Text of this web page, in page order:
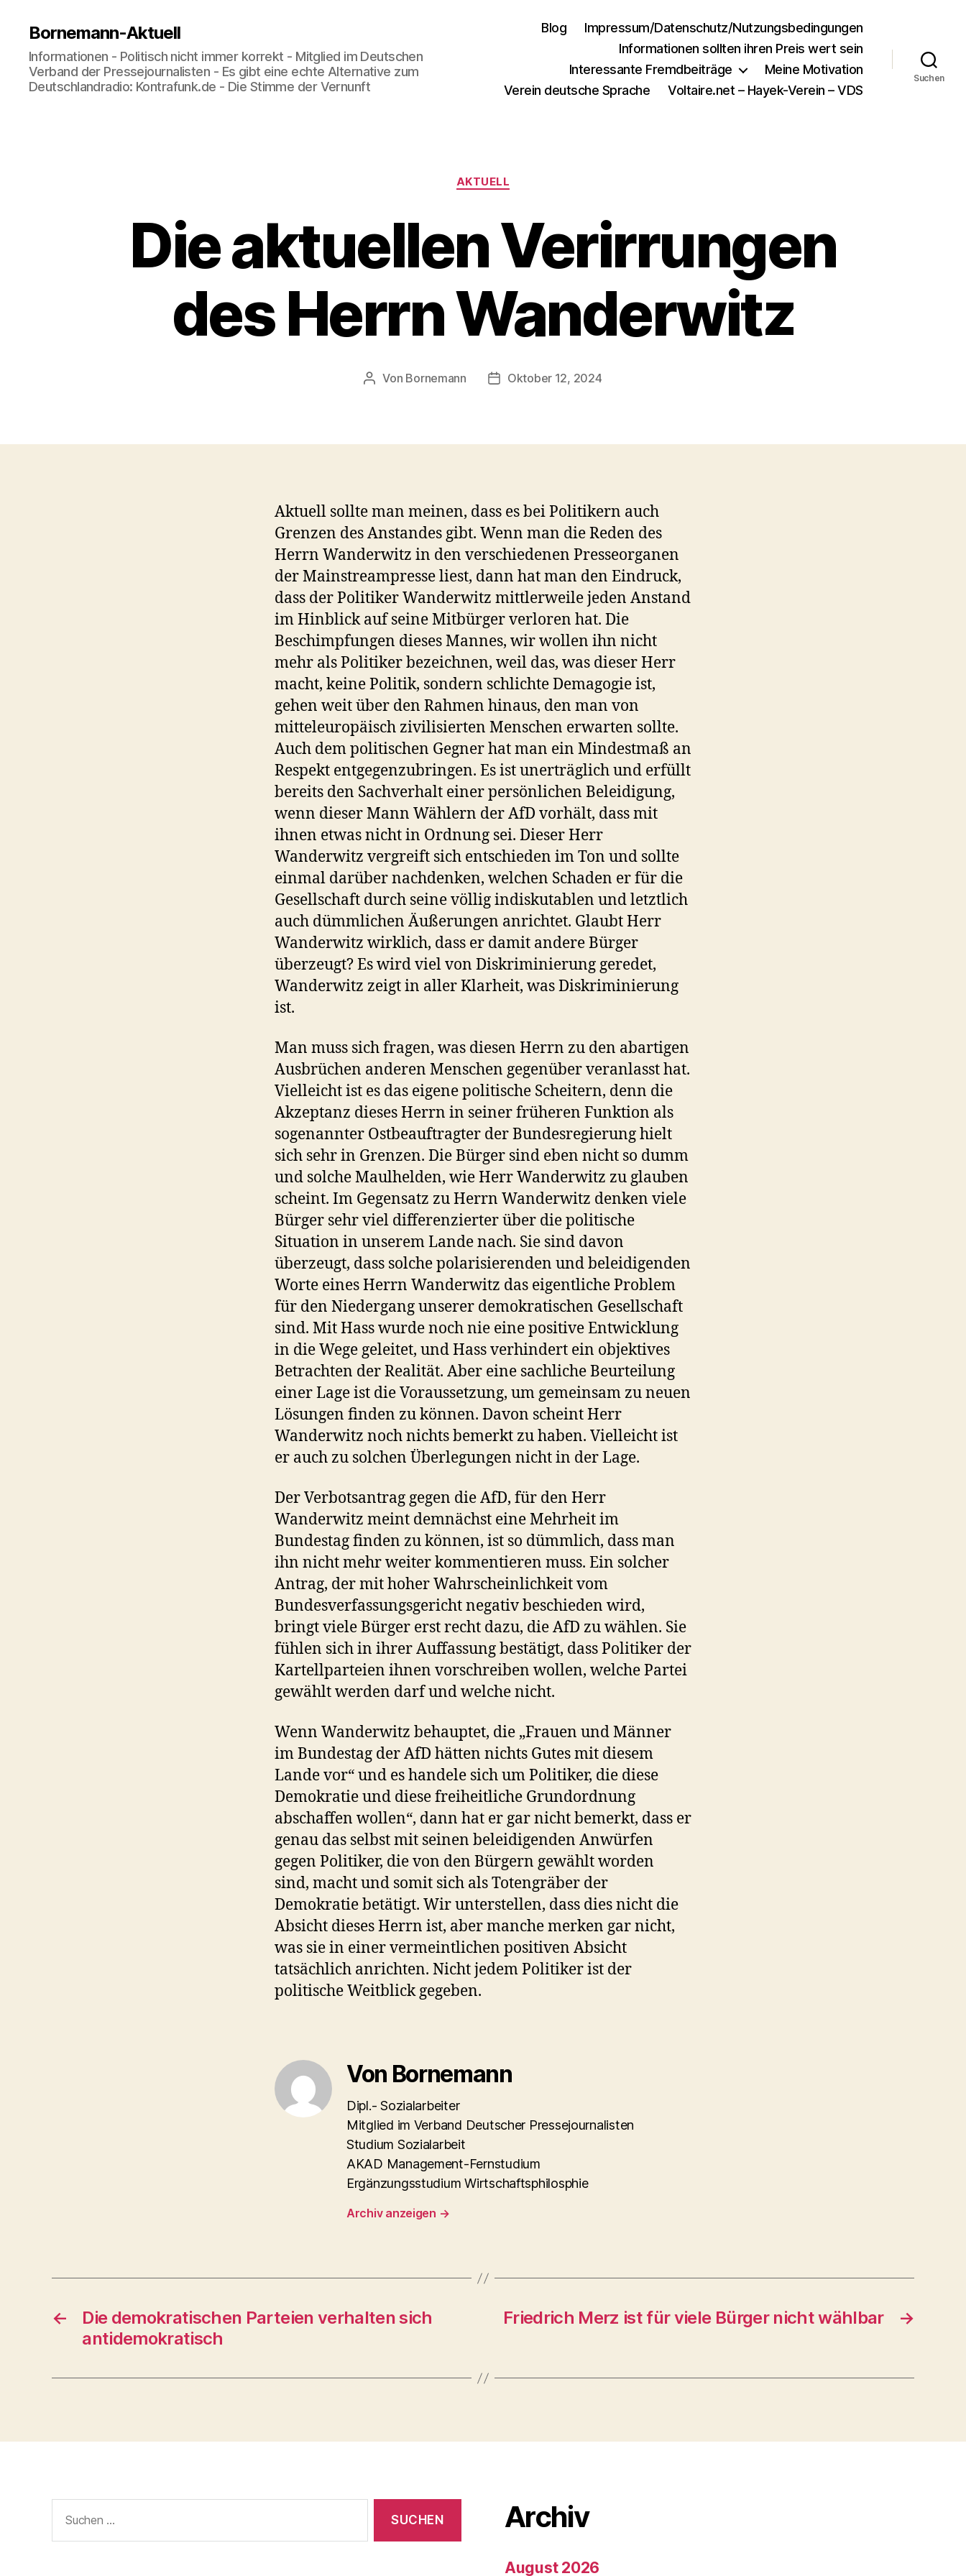
Bornemann-Aktuell
Informationen - Politisch nicht immer korrekt - Mitglied im Deutschen
Verband der Pressejournalisten - Es gibt eine echte Alternative zum
Deutschlandradio: Kontrafunk.de - Die Stimme der Vernunft
Blog
Impressum/Datenschutz/Nutzungsbedingungen
Informationen sollten ihren Preis wert sein
Interessante Fremdbeiträge
Meine Motivation
Verein deutsche Sprache
Voltaire.net – Hayek-Verein – VDS
Suchen
Kategorien
AKTUELL
Die aktuellen Verirrungen
des Herrn Wanderwitz
Beitragsautor
Von Bornemann Veröffentlichungsdatum
Oktober 12, 2024
Aktuell sollte man meinen, dass es bei Politikern auch
Grenzen des Anstandes gibt. Wenn man die Reden des
Herrn Wanderwitz in den verschiedenen Presseorganen
der Mainstreampresse liest, dann hat man den Eindruck,
dass der Politiker Wanderwitz mittlerweile jeden Anstand
im Hinblick auf seine Mitbürger verloren hat. Die
Beschimpfungen dieses Mannes, wir wollen ihn nicht
mehr als Politiker bezeichnen, weil das, was dieser Herr
macht, keine Politik, sondern schlichte Demagogie ist,
gehen weit über den Rahmen hinaus, den man von
mitteleuropäisch zivilisierten Menschen erwarten sollte.
Auch dem politischen Gegner hat man ein Mindestmaß an
Respekt entgegenzubringen. Es ist unerträglich und erfüllt
bereits den Sachverhalt einer persönlichen Beleidigung,
wenn dieser Mann Wählern der AfD vorhält, dass mit
ihnen etwas nicht in Ordnung sei. Dieser Herr
Wanderwitz vergreift sich entschieden im Ton und sollte
einmal darüber nachdenken, welchen Schaden er für die
Gesellschaft durch seine völlig indiskutablen und letztlich
auch dümmlichen Äußerungen anrichtet. Glaubt Herr
Wanderwitz wirklich, dass er damit andere Bürger
überzeugt? Es wird viel von Diskriminierung geredet,
Wanderwitz zeigt in aller Klarheit, was Diskriminierung
ist.
Man muss sich fragen, was diesen Herrn zu den abartigen
Ausbrüchen anderen Menschen gegenüber veranlasst hat.
Vielleicht ist es das eigene politische Scheitern, denn die
Akzeptanz dieses Herrn in seiner früheren Funktion als
sogenannter Ostbeauftragter der Bundesregierung hielt
sich sehr in Grenzen. Die Bürger sind eben nicht so dumm
und solche Maulhelden, wie Herr Wanderwitz zu glauben
scheint. Im Gegensatz zu Herrn Wanderwitz denken viele
Bürger sehr viel differenzierter über die politische
Situation in unserem Lande nach. Sie sind davon
überzeugt, dass solche polarisierenden und beleidigenden
Worte eines Herrn Wanderwitz das eigentliche Problem
für den Niedergang unserer demokratischen Gesellschaft
sind. Mit Hass wurde noch nie eine positive Entwicklung
in die Wege geleitet, und Hass verhindert ein objektives
Betrachten der Realität. Aber eine sachliche Beurteilung
einer Lage ist die Voraussetzung, um gemeinsam zu neuen
Lösungen finden zu können. Davon scheint Herr
Wanderwitz noch nichts bemerkt zu haben. Vielleicht ist
er auch zu solchen Überlegungen nicht in der Lage.
Der Verbotsantrag gegen die AfD, für den Herr
Wanderwitz meint demnächst eine Mehrheit im
Bundestag finden zu können, ist so dümmlich, dass man
ihn nicht mehr weiter kommentieren muss. Ein solcher
Antrag, der mit hoher Wahrscheinlichkeit vom
Bundesverfassungsgericht negativ beschieden wird,
bringt viele Bürger erst recht dazu, die AfD zu wählen. Sie
fühlen sich in ihrer Auffassung bestätigt, dass Politiker der
Kartellparteien ihnen vorschreiben wollen, welche Partei
gewählt werden darf und welche nicht.
Wenn Wanderwitz behauptet, die „Frauen und Männer
im Bundestag der AfD hätten nichts Gutes mit diesem
Lande vor“ und es handele sich um Politiker, die diese
Demokratie und diese freiheitliche Grundordnung
abschaffen wollen“, dann hat er gar nicht bemerkt, dass er
genau das selbst mit seinen beleidigenden Anwürfen
gegen Politiker, die von den Bürgern gewählt worden
sind, macht und somit sich als Totengräber der
Demokratie betätigt. Wir unterstellen, dass dies nicht die
Absicht dieses Herrn ist, aber manche merken gar nicht,
was sie in einer vermeintlichen positiven Absicht
tatsächlich anrichten. Nicht jedem Politiker ist der
politische Weitblick gegeben.
Von Bornemann
Dipl.- Sozialarbeiter
Mitglied im Verband Deutscher Pressejournalisten
Studium Sozialarbeit
AKAD Management-Fernstudium
Ergänzungsstudium Wirtschaftsphilosphie
Archiv anzeigen →
←
Die demokratischen Parteien verhalten sich
antidemokratisch
→
Friedrich Merz ist für viele Bürger nicht wählbar
nach:
Archiv
August 2026